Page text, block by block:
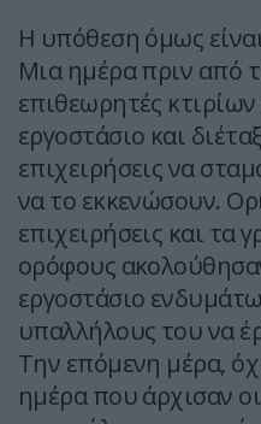
Η υπόθεση όμως
Μια ημέρα πριν από
επιθεωρητές
εργοστάσιο και
επιχειρήσεις να
να το εκκενώσουν.
επιχειρήσεις και τα
ορόφους
εργοστάσιο
υπαλλήλους του να
Την επόμενη μέρα,
ημέρα που άρχισαν